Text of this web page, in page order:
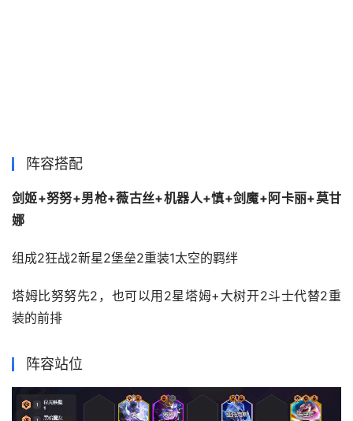
阵容搭配
剑姬+努努+男枪+薇古丝+机器人+慎+剑魔+阿卡丽+莫甘
娜
组成2狂战2新星2堡垒2重装1太空的羁绊
塔姆比努努先2，也可以用2星塔姆+大树开2斗士代替2重
装的前排
阵容站位